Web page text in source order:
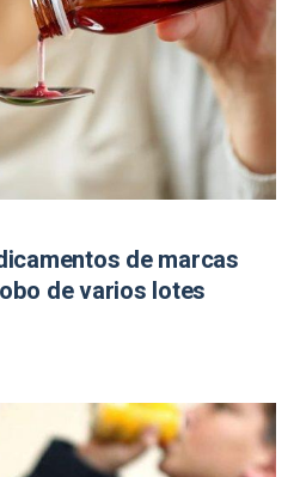
de marcas
de varios lotes